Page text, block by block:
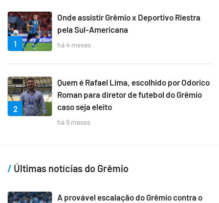
1
Onde assistir Grêmio x Deportivo Riestra
pela Sul-Americana
há 4 meses
2
Quem é Rafael Lima, escolhido por Odorico
Roman para diretor de futebol do Grêmio
caso seja eleito
há 9 meses
Últimas notícias do Grêmio
A provável escalação do Grêmio contra o